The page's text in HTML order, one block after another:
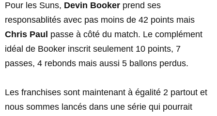
Pour les Suns, Devin Booker prend ses
responsablités avec pas moins de 42 points mais
Chris Paul passe à côté du match. Le complément
idéal de Booker inscrit seulement 10 points, 7
passes, 4 rebonds mais aussi 5 ballons perdus.
Les franchises sont maintenant à égalité 2 partout et
nous sommes lancés dans une série qui pourrait